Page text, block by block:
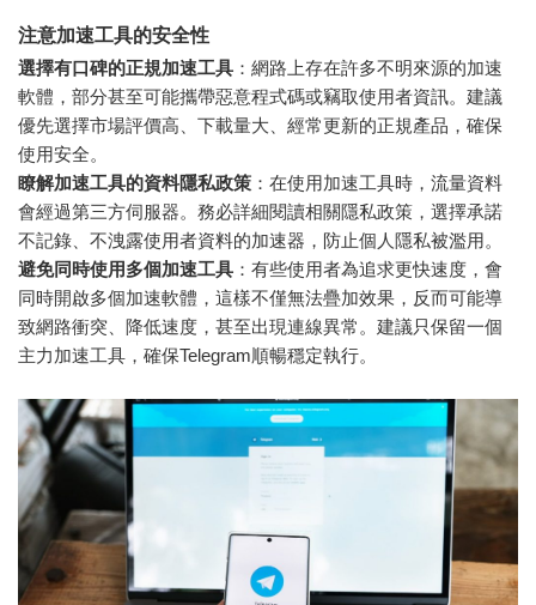
注意加速工具的安全性
選擇有口碑的正規加速工具 ：網路上存在許多不明來源的加速
軟體，部分甚至可能攜帶惡意程式碼或竊取使用者資訊。建議
優先選擇市場評價高、下載量大、經常更新的正規產品，確保
使用安全。
瞭解加速工具的資料隱私政策 ：在使用加速工具時，流量資料
會經過第三方伺服器。務必詳細閱讀相關隱私政策，選擇承諾
不記錄、不洩露使用者資料的加速器，防止個人隱私被濫用。
避免同時使用多個加速工具 ：有些使用者為追求更快速度，會
同時開啟多個加速軟體，這樣不僅無法疊加效果，反而可能導
致網路衝突、降低速度，甚至出現連線異常。建議只保留一個
主力加速工具，確保Telegram順暢穩定執行。